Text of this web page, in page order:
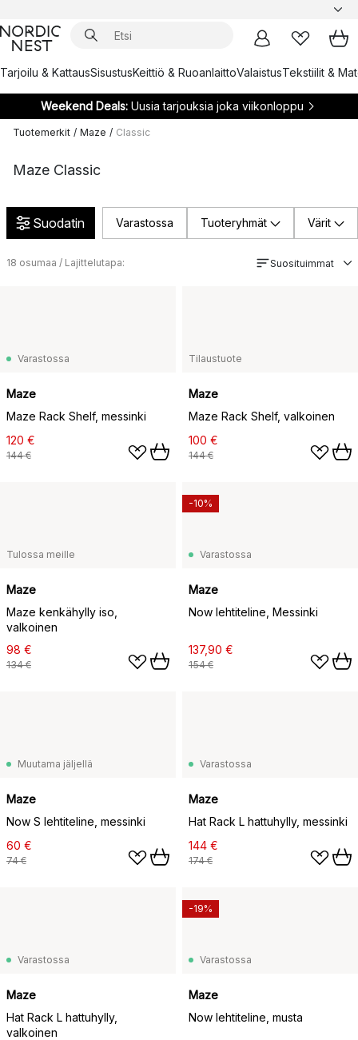
Tarjoilu & KattausSisustusKeittiö & RuoanlaittoValaistusTekstiilit &
Weekend Deals:Uusia tarjouksia joka viikonloppu
Tuotemerkit / Maze / Classic
Maze Classic
Suodatin Varastossa Tuoteryhmät Värit
18 osumaa / Lajittelutapa: Suosituimmat
Varastossa
Maze
Maze Rack Shelf, messinki
120 €
144 €
Tilaustuote
Maze
Maze Rack Shelf, valkoinen
100 €
144 €
Tulossa meille
Maze
Maze kenkähylly iso,
valkoinen
98 €
134 €
Varastossa
Maze
Now lehtiteline, Messinki
137,90 €
154 €
-10%
Muutama jäljellä
Maze
Now S lehtiteline, messinki
60 €
74 €
Varastossa
Maze
Hat Rack L hattuhylly, messinki
144 €
174 €
Varastossa
Maze
Hat Rack L hattuhylly,
valkoinen
Varastossa
Maze
Now lehtiteline, musta
-19%